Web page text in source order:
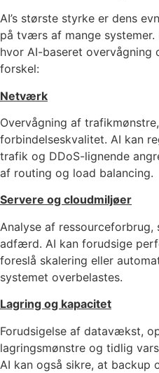
AI’s største styrke er dens
på tværs af mange
hvor AI-baseret
forskel:
Netværk
Overvågning af
forbindelseskvalitet. AI kan
trafik og DDoS-lignende
af routing og load balancing.
Servere og cloudmiljøer
Analyse af
adfærd. AI kan forudsige
foreslå skalering eller
systemet overbelastes.
Lagring og kapacitet
Forudsigelse af datavækst,
lagringsmønstre og tidlig
AI kan også sikre, at backup